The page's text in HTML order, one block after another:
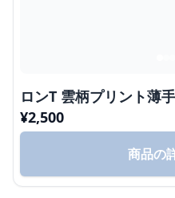
ロンT 雲柄プリント薄
¥2,500
商品の